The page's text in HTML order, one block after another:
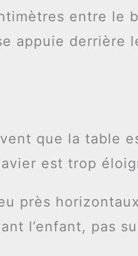
entre le
appuie derrière
que la table
est trop
près
l’enfant, pas